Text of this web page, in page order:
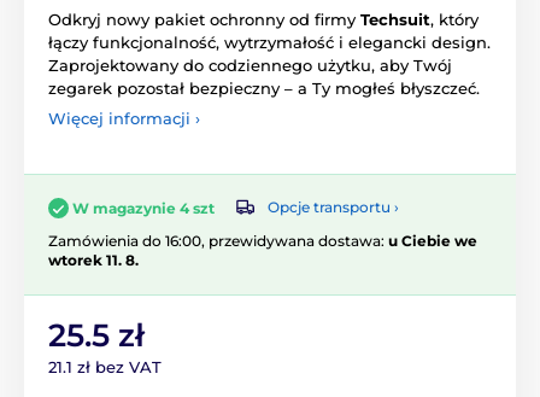
Odkryj nowy pakiet ochronny od firmy Techsuit, który
łączy funkcjonalność, wytrzymałość i elegancki design.
Zaprojektowany do codziennego użytku, aby Twój
zegarek pozostał bezpieczny – a Ty mogłeś błyszczeć.
Więcej informacji ›
W magazynie 4 szt
Opcje transportu ›
Zamówienia do 16:00, przewidywana dostawa: u Ciebie we
wtorek 11. 8.
25.5 zł
21.1 zł bez VAT